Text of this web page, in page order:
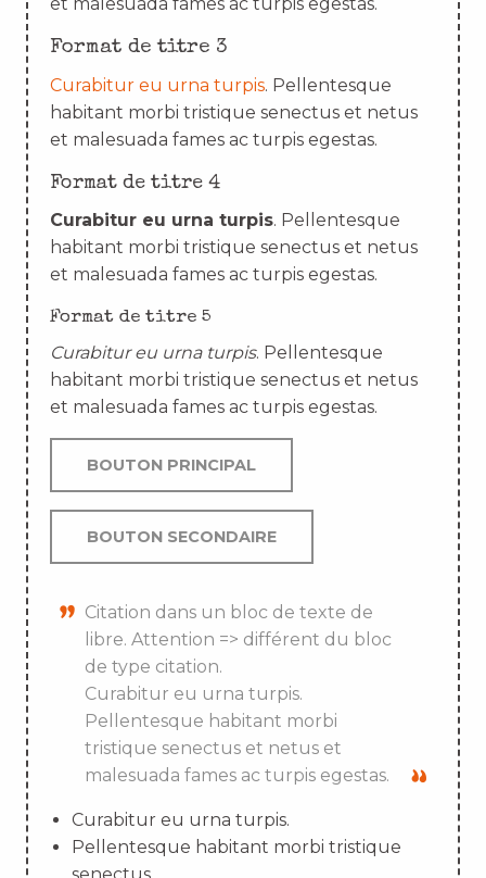
Format de titre 3
Curabitur eu urna turpis. Pellentesque
habitant morbi tristique senectus et netus
et malesuada fames ac turpis egestas.
Format de titre 4
Curabitur eu urna turpis. Pellentesque
habitant morbi tristique senectus et netus
et malesuada fames ac turpis egestas.
Format de titre 5
Curabitur eu urna turpis. Pellentesque
habitant morbi tristique senectus et netus
et malesuada fames ac turpis egestas.
BOUTON PRINCIPAL
BOUTON SECONDAIRE
Citation dans un bloc de texte de
libre. Attention => différent du bloc
de type citation.
Curabitur eu urna turpis.
Pellentesque habitant morbi
tristique senectus et netus et
malesuada fames ac turpis egestas.
Curabitur eu urna turpis.
Pellentesque habitant morbi tristique